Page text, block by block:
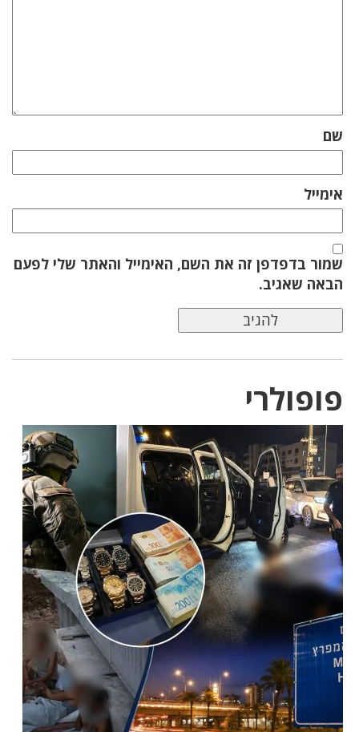
שם
אימייל
שמור בדפדפן זה את השם, האימייל והאתר שלי לפעם
הבאה שאגיב.
פופולרי